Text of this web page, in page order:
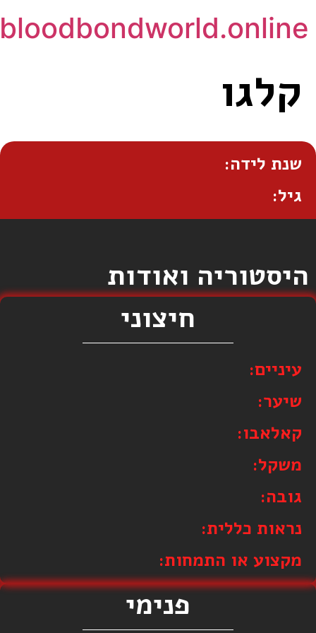
bloodbondworld.online
קלגו
שנת לידה:
גיל:
היסטוריה ואודות
חיצוני
עיניים:
שיער:
קאלאבו:
משקל:
גובה:
נראות כללית:
מקצוע או התמחות:
פנימי